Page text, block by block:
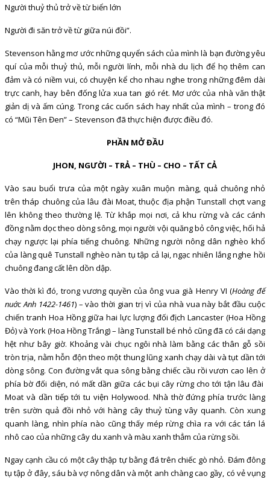
Người thuỷ thủ trở về từ biển lớn
Người đi săn trở về từ giữa núi đồi”.
Stevenson hằng mơ ước những quyển sách của mình là bạn đường yêu
quí của mỗi thuỷ thủ, mỗi người lính, mỗi nhà du lịch để họ thêm can
đảm và có niềm vui, có chuyện kể cho nhau nghe trong những đêm dài
trực canh, hay bên đống lửa xua tan gió rét. Mơ ước của nhà văn thật
giản dị và ấm cúng. Trong các cuốn sách hay nhất của mình – trong đó
có “Mũi Tên Đen” – Stevenson đã thực hiện được điều đó.
PHẦN MỞ ĐẦU
JHON, NGƯỜI – TRẢ – THÙ – CHO – TẤT CẢ
Vào sau buổi trưa của một ngày xuân muộn màng, quả chuông nhỏ
trên tháp chuông của lâu đài Moat, thuộc địa phận Tunstall chợt vang
lên không theo thường lệ. Từ khắp mọi nơi, cả khu rừng và các cánh
đồng nằm dọc theo dòng sông, mọi người vội quăng bỏ công việc, hối hả
chạy ngược lại phía tiếng chuông. Những người nông dân nghèo khổ
của làng quê Tunstall nghèo nàn tụ tập cả lại, ngạc nhiên lắng nghe hồi
chuông đang cất lên dồn dập.
Vào thời kì đó, trong vương quyền của ông vua già Henry VI (Hoàng đế
nuớc Anh 1422-1461) – vào thời gian trị vì của nhà vua này bắt đầu cuộc
chiến tranh Hoa Hồng giữa hai lực lượng đối địch Lancaster (Hoa Hồng
Đỏ) và York (Hoa Hồng Trắng) – làng Tunstall bé nhỏ cũng đã có cái dạng
hệt như bây giờ. Khoảng vài chục ngôi nhà làm bằng các thân gỗ sồi
tròn trịa, nằm hỗn độn theo một thung lũng xanh chạy dài và tụt dần tới
dòng sông. Con đường vắt qua sông bằng chiếc cầu rồi vươn cao lên ở
phía bờ đối diện, nó mất dần giữa các bụi cây rừng cho tới tận lâu đài
Moat và dần tiếp tới tu viện Holywood. Nhà thờ đứng phía trước làng
trên sườn quả đồi nhỏ với hàng cây thuỷ tùng vây quanh. Còn xung
quanh làng, nhìn phía nào cũng thấy mép rừng chìa ra với các tán lá
nhô cao của những cây du xanh và màu xanh thẳm của rừng sồi.
Ngay cạnh cầu có một cây thập tự bằng đá trên chiếc gò nhỏ. Đám đông
tụ tập ở đây, sáu bà vợ nông dân và một anh chàng cao gầy, có vẻ vụng